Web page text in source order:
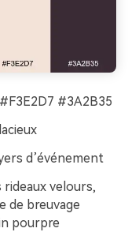
#3A2B35
d’événement
rideaux velours,
de breuvage
pourpre